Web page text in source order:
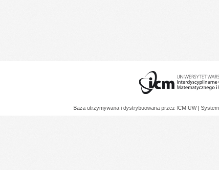
Baza utrzymywana i dystrybuowana przez ICM UW |